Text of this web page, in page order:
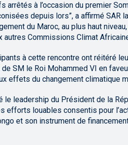
arrêtés à l’occasion du premier
depuis lors”, a affirmé SAR
du Maroc, au plus haut
autres Commissions Climat
à cette rencontre ont réitéré
de SM le Roi Mohammed VI en
effets du changement climatique
le leadership du Président de la
efforts louables consentis pour
et son instrument de